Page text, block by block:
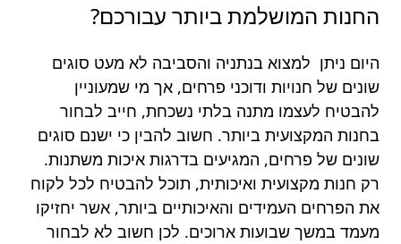
החנות המושלמת ביותר עבורכם?
היום ניתן למצוא בנתניה והסביבה לא מעט סוגים
שונים של חנויות ודוכני פרחים, אך מי שמעוניין
להבטיח לעצמו מתנה בלתי נשכחת, חייב לבחור
בחנות המקצועית ביותר. חשוב להבין כי ישנם סוגים
שונים של פרחים, המגיעים בדרגות איכות משתנות.
רק חנות מקצועית ואיכותית, תוכל להבטיח לכל לקוח
את הפרחים העמידים והאיכותיים ביותר, אשר יחזיקו
מעמד במשך שבועות ארוכים. לכן חשוב לא לבחור